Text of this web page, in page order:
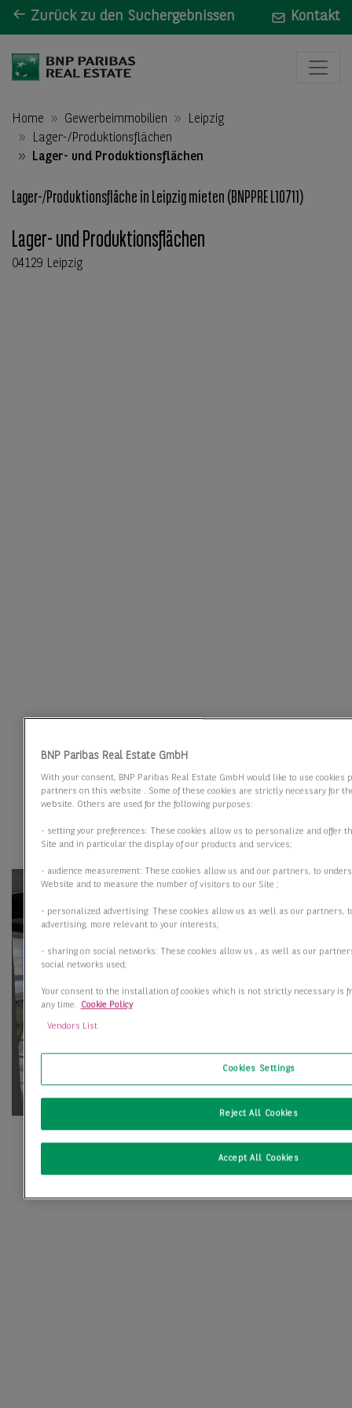
Zurück zu den Suchergebnissen Kontakt
Home Gewerbeimmobilien
Leipzig
Lager-/Produktionsflächen
Lager- und Produktionsflächen
Lager-/Produktionsfläche in Leipzig mieten (BNPPRE L10711)
Lager- und Produktionsflächen
04129 Leipzig
BNP Paribas Real Estate GmbH
With your consent, BNP Paribas Real Estate GmbH would like to use cookies
partners on this website . Some of these cookies are strictly necessary for
website. Others are used for the following purposes:
- setting your preferences: These cookies allow us to personalize and offer
Site and in particular the display of our products and services;
- audience measurement: These cookies allow us and our partners, to
Website and to measure the number of visitors to our Site ;
- personalized advertising: These cookies allow us as well as our partners,
advertising, more relevant to your interests;
- sharing on social networks: These cookies allow us , as well as our
social networks used;
Your consent to the installation of cookies which is not strictly necessary is
any time. Cookie Policy
Vendors List
Cookies Settings
Reject All Cookies
Accept All Cookies